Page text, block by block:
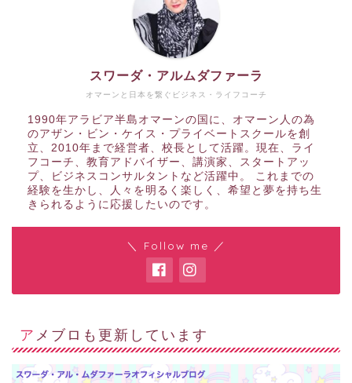
オマーンと日本を繋ぐビジネス・ライフコーチ
スワーダ・アルムダファーラ
1990年アラビア半島オマーンの国に、オマーン人の為
のアザン・ビン・ケイス・プライベートスクールを創
立、2010年まで経営者、校長として活躍。現在、ライ
フコーチ、教育アドバイザー、講演家、スタートアッ
プ、ビジネスコンサルタントなど活躍中。 これまでの
経験を生かし、人々を明るく楽しく、希望と夢を持ち生
きられるように応援したいのです。
＼ Follow me ／
アメブロも更新しています